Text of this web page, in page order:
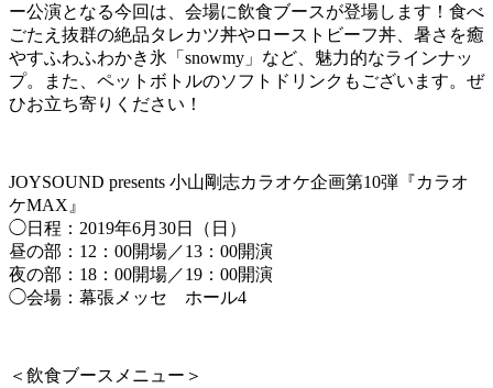
ー公演となる今回は、会場に飲食ブースが登場します！食べ
ごたえ抜群の絶品タレカツ丼やローストビーフ丼、暑さを癒
やすふわふわかき氷「snowmy」など、魅力的なラインナッ
プ。また、ペットボトルのソフトドリンクもございます。ぜ
ひお立ち寄りください！
JOYSOUND presents 小山剛志カラオケ企画第10弾『カラオ
ケMAX』
◯日程：2019年6月30日（日）
昼の部：12：00開場／13：00開演
夜の部：18：00開場／19：00開演
◯会場：幕張メッセ ホール4
＜飲食ブースメニュー＞